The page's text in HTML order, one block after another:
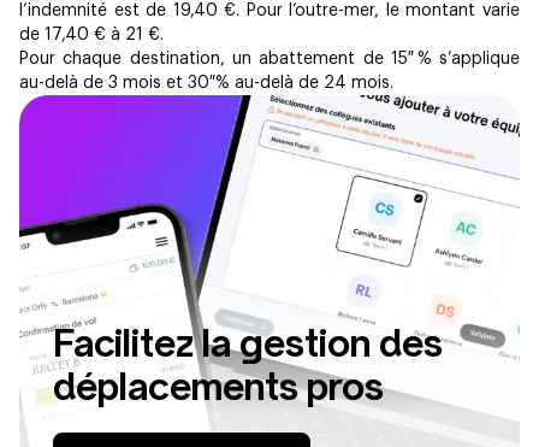
l’indemnité est de 19,40 €. Pour l’outre-mer, le montant varie
de 17,40 € à 21 €.
Pour chaque destination, un abattement de 15 % s’applique
au-delà de 3 mois et 30 % au-delà de 24 mois.
Facilitez la gestion des
déplacements pros